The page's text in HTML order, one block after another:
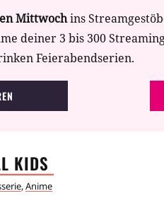
außerhalb der
"Bares" einzunehmen.
Mittwochins
deiner 3 bis 300
Feierabendserien.
KIDS
,Anime